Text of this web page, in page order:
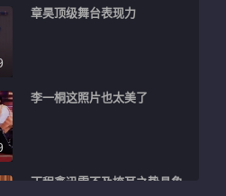
章昊顶级舞台表现力
李一桐这照片也太美了
丁程鑫迅雷不及掩耳之势具象